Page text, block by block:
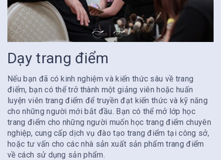
Dạy trang điểm
Nếu bạn đã có kinh nghiệm và kiến thức sâu về trang
điểm, bạn có thể trở thành một giảng viên hoặc huấn
luyện viên trang điểm để truyền đạt kiến thức và kỹ năng
cho những người mới bắt đầu. Bạn có thể mở lớp học
trang điểm cho những người muốn học trang điểm chuyên
nghiệp, cung cấp dịch vụ đào tạo trang điểm tại công sở,
hoặc tư vấn cho các nhà sản xuất sản phẩm trang điểm
về cách sử dụng sản phẩm.